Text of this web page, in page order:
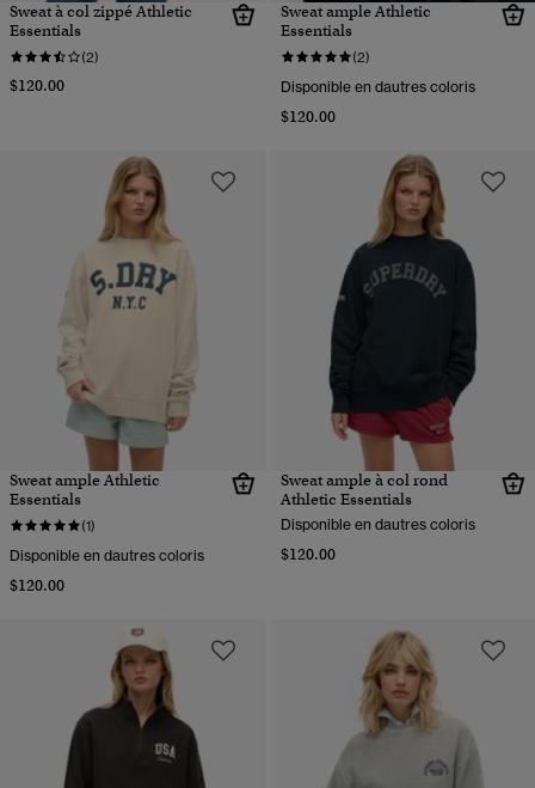
Sweat à col zippé Athletic
Essentials
(2)
$120.00
Sweat ample Athletic
Essentials
(2)
Disponible en dautres coloris
$120.00
Sweat ample Athletic
Essentials
(1)
Disponible en dautres coloris
$120.00
Sweat ample à col rond
Athletic Essentials
Disponible en dautres coloris
$120.00